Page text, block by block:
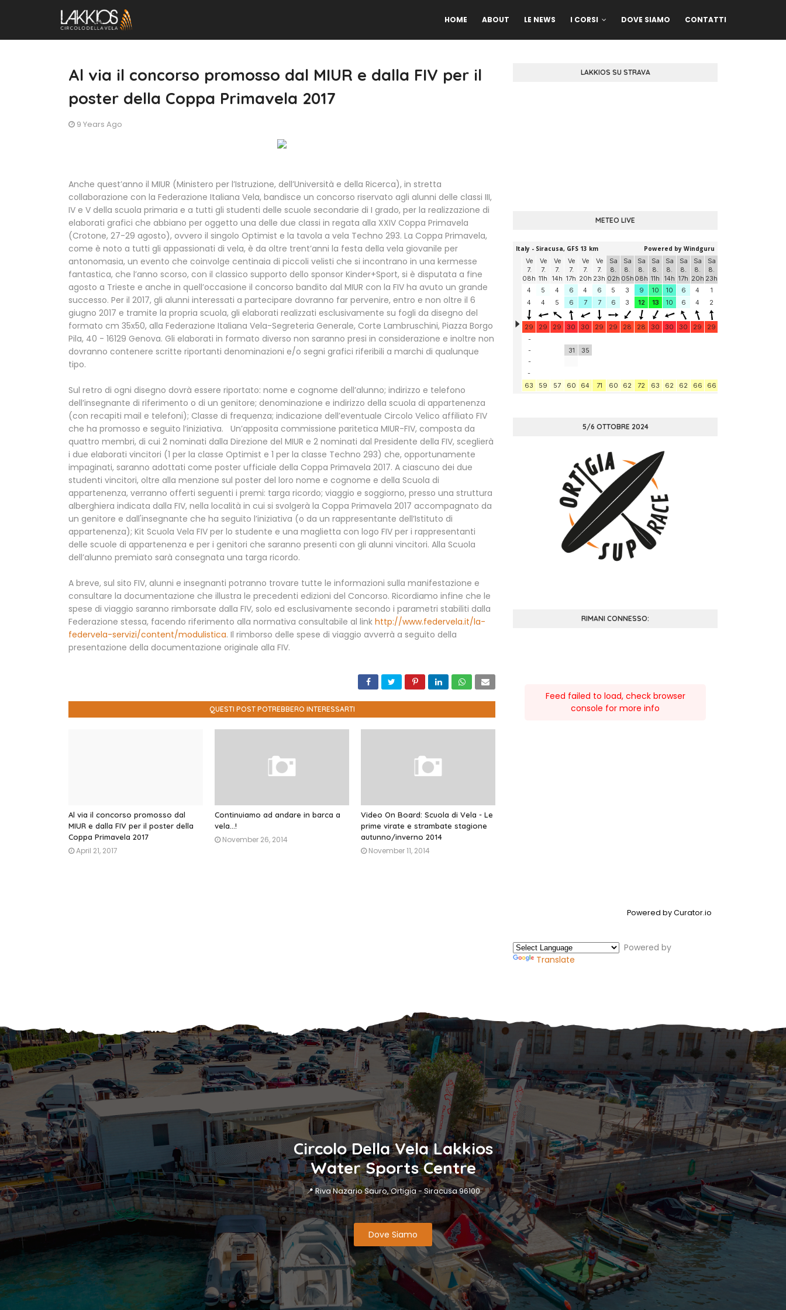
HOME ABOUT LE NEWS I CORSI DOVE SIAMO CONTATTI
Al via il concorso promosso dal MIUR e dalla FIV per il
poster della Coppa Primavela 2017
9 Years Ago
Anche quest’anno il MIUR (Ministero per l’Istruzione, dell’Università e della Ricerca), in stretta
collaborazione con la Federazione Italiana Vela, bandisce un concorso riservato agli alunni delle classi III,
IV e V della scuola primaria e a tutti gli studenti delle scuole secondarie di I grado, per la realizzazione di
elaborati grafici che abbiano per oggetto una delle due classi in regata alla XXIV Coppa Primavela
(Crotone, 27-29 agosto), ovvero il singolo Optimist e la tavola a vela Techno 293. La Coppa Primavela,
come è noto a tutti gli appassionati di vela, è da oltre trent’anni la festa della vela giovanile per
antonomasia, un evento che coinvolge centinaia di piccoli velisti che si incontrano in una kermesse
fantastica, che l’anno scorso, con il classico supporto dello sponsor Kinder+Sport, si è disputata a fine
agosto a Trieste e anche in quell’occasione il concorso bandito dal MIUR con la FIV ha avuto un grande
successo. Per il 2017, gli alunni interessati a partecipare dovranno far pervenire, entro e non oltre il 6
giugno 2017 e tramite la propria scuola, gli elaborati realizzati esclusivamente su fogli da disegno del
formato cm 35x50, alla Federazione Italiana Vela-Segreteria Generale, Corte Lambruschini, Piazza Borgo
Pila, 40 - 16129 Genova. Gli elaborati in formato diverso non saranno presi in considerazione e inoltre non
dovranno contenere scritte riportanti denominazioni e/o segni grafici riferibili a marchi di qualunque
tipo.
Sul retro di ogni disegno dovrà essere riportato: nome e cognome dell’alunno; indirizzo e telefono
dell’insegnante di riferimento o di un genitore; denominazione e indirizzo della scuola di appartenenza
(con recapiti mail e telefoni); Classe di frequenza; indicazione dell’eventuale Circolo Velico affiliato FIV
che ha promosso e seguito l’iniziativa. Un’apposita commissione paritetica MIUR-FIV, composta da
quattro membri, di cui 2 nominati dalla Direzione del MIUR e 2 nominati dal Presidente della FIV, sceglierà
i due elaborati vincitori (1 per la classe Optimist e 1 per la classe Techno 293) che, opportunamente
impaginati, saranno adottati come poster ufficiale della Coppa Primavela 2017. A ciascuno dei due
studenti vincitori, oltre alla menzione sul poster del loro nome e cognome e della Scuola di
appartenenza, verranno offerti seguenti i premi: targa ricordo; viaggio e soggiorno, presso una struttura
alberghiera indicata dalla FIV, nella località in cui si svolgerà la Coppa Primavela 2017 accompagnato da
un genitore e dall'insegnante che ha seguito l’iniziativa (o da un rappresentante dell’Istituto di
appartenenza); Kit Scuola Vela FIV per lo studente e una maglietta con logo FIV per i rappresentanti
delle scuole di appartenenza e per i genitori che saranno presenti con gli alunni vincitori. Alla Scuola
dell’alunno premiato sarà consegnata una targa ricordo.
A breve, sul sito FIV, alunni e insegnanti potranno trovare tutte le informazioni sulla manifestazione e
consultare la documentazione che illustra le precedenti edizioni del Concorso. Ricordiamo infine che le
spese di viaggio saranno rimborsate dalla FIV, solo ed esclusivamente secondo i parametri stabiliti dalla
Federazione stessa, facendo riferimento alla normativa consultabile al link http://www.federvela.it/la-
federvela-servizi/content/modulistica. Il rimborso delle spese di viaggio avverrà a seguito della
presentazione della documentazione originale alla FIV.
QUESTI POST POTREBBERO INTERESSARTI
Al via il concorso promosso dal
MIUR e dalla FIV per il poster della
Coppa Primavela 2017
April 21, 2017
Continuiamo ad andare in barca a
vela...!
November 26, 2014
Video On Board: Scuola di Vela - Le
prime virate e strambate stagione
autunno/inverno 2014
November 11, 2014
LAKKIOS SU STRAVA
METEO LIVE
5/6 OTTOBRE 2024
RIMANI CONNESSO:
Feed failed to load, check browser
console for more info
Powered by Curator.io
Powered by
Translate
Circolo Della Vela Lakkios
Water Sports Centre
📍 Riva Nazario Sauro, Ortigia - Siracusa 96100
Dove Siamo